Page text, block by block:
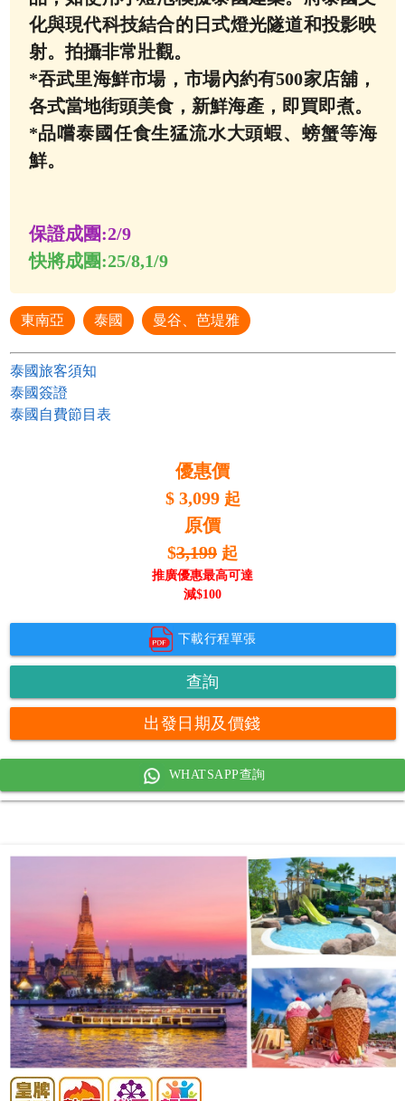
化與現代科技結合的日式燈光隧道和投影映
射。拍攝非常壯觀。
*吞武里海鮮市場，市場內約有500家店舖，
各式當地街頭美食，新鮮海產，即買即煮。
*品嚐泰國任食生猛流水大頭蝦、螃蟹等海
鮮。
保證成團:2/9
快將成團:25/8,1/9
東南亞 泰國 曼谷、芭堤雅
泰國旅客須知
泰國簽證
泰國自費節目表
優惠價
$ 3,099 起
原價
$3,199 起
推廣優惠最高可達
減$100
下載行程單張
查詢
出發日期及價錢
WHATSAPP查詢